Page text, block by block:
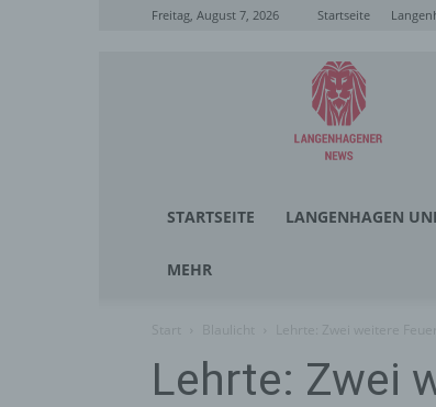
Freitag, August 7, 2026 Startseite
News
STARTSEITE LANGENHAGEN
MEHR
Lehrte: Zwei